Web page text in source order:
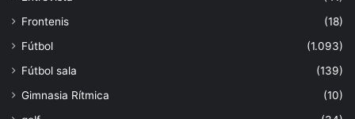
Frontenis
(18)
Fútbol
(1.093)
Fútbol sala
(139)
Gimnasia Rítmica
(10)